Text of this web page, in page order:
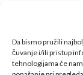
Da bismo pružili
čuvanje i/ili pristup
tehnologijama će
CFMOTO